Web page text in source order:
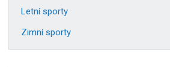
Letní sporty
Zimní sporty